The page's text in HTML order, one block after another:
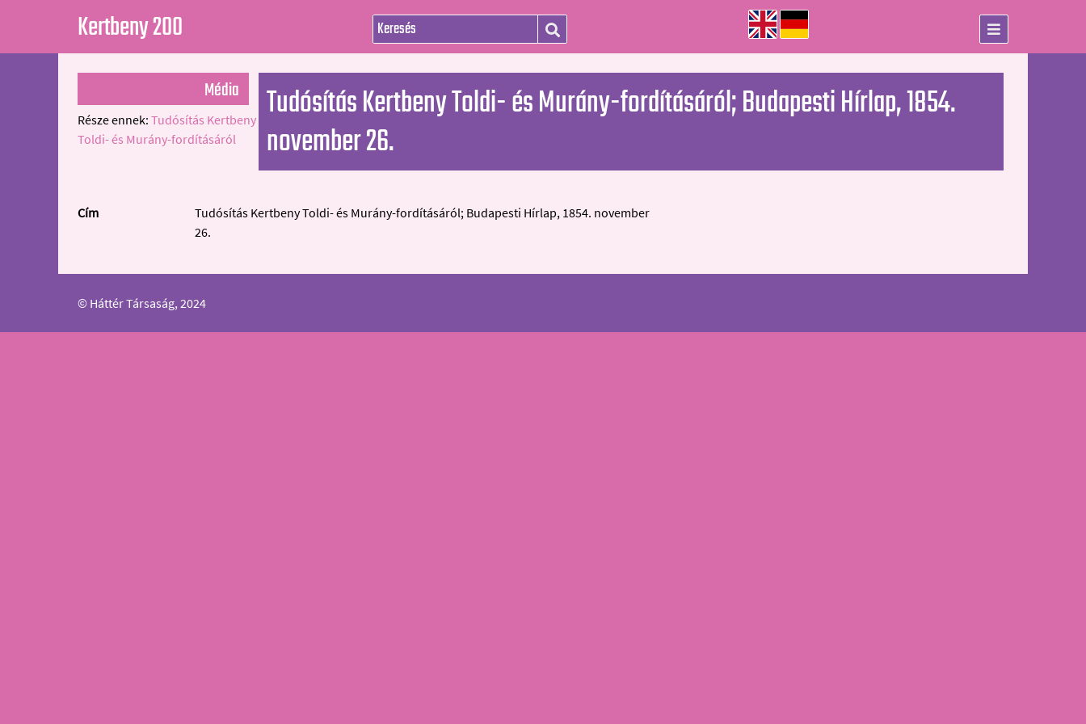
Kertbeny 200
Tudósítás Kertbeny Toldi- és Murány-fordításáról; Budapesti Hírlap, 1854.
november 26.
Média
Része ennek: Tudósítás Kertbeny
Toldi- és Murány-fordításáról
Cím
Tudósítás Kertbeny Toldi- és Murány-fordításáról; Budapesti Hírlap, 1854. november
26.
© Háttér Társaság, 2024